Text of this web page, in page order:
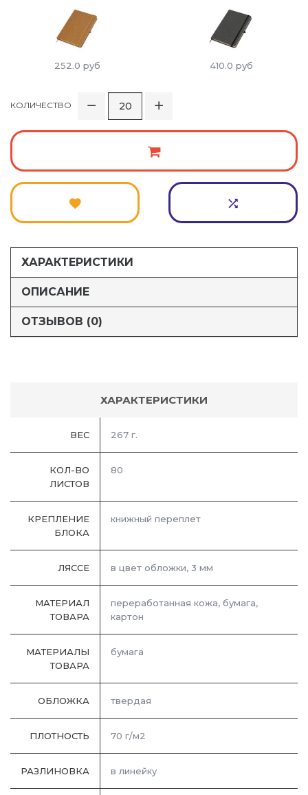
252.0 руб 410.0 руб
КОЛИЧЕСТВО
ХАРАКТЕРИСТИКИ
ОПИСАНИЕ
ОТЗЫВОВ (0)
ХАРАКТЕРИСТИКИ
ВЕС 267 г.
КОЛ-ВО
ЛИСТОВ
80
КРЕПЛЕНИЕ
БЛОКА
книжный переплет
ЛЯССЕ в цвет обложки, 3 мм
МАТЕРИАЛ
ТОВАРА
переработанная кожа, бумага,
картон
МАТЕРИАЛЫ
ТОВАРА
бумага
ОБЛОЖКА твердая
ПЛОТНОСТЬ 70 г/м2
РАЗЛИНОВКА в линейку